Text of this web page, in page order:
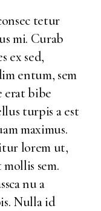
tetur
mi. Curab
ex sed,
entum, sem
erat bibe
turpis a est
maximus.
lorem ut,
sem.
nu a
Nulla id